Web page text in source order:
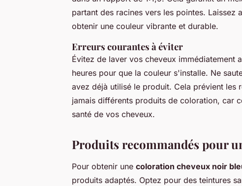
partant des racines vers les pointes.
obtenir une couleur vibrante et durable.
Erreurs courantes à éviter
Évitez de laver vos cheveux immédiatement
heures pour que la couleur s'installe. Ne
avez déjà utilisé le produit. Cela prévient les
jamais différents produits de coloration, car
santé de vos cheveux.
Produits recommandés pour
Pour obtenir une coloration cheveux noir
produits adaptés. Optez pour des teintures